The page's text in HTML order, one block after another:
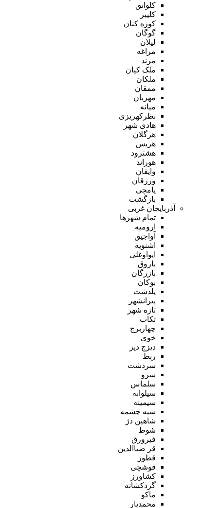
کلوانق
کلیبر
کوزه کنان
گوگان
لیلان
مراغه
مرند
ملک کیان
ملکان
ممقان
مهربان
میانه
نظرکهریزی
هادی شهر
هرگلان
هریس
هشترود
هوراند
وایقان
ورزقان
یامچی
بازگشت
آذربایجان غربی
تمام شهر‌ها
ارومیه
آواجیق
اشنویه
ایواوغلی
باروق
بازرگان
بوکان
پلدشت
پیرانشهر
تازه شهر
تکاب
چهاربرج
خوی
دیزج دیز
ربط
سردشت
سرو
سلماس
سیلوانه
سیمینه
سیه چشمه
شاهین دژ
شوط
فیرورق
قر ضیاالدین
قطور
قوشچی
کشاورز
گردکشانه
ماکو
محمدیار